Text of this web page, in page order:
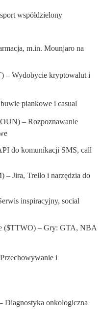
współdzielony
m.in. Mounjaro na
Wydobycie kryptowalut i
piankowe i casual
– Rozpoznawanie
do komunikacji SMS, call
– Jira, Trello i narzędzia do
inspiracyjny, social
($TTWO) – Gry: GTA, NBA
i
Diagnostyka onkologiczna